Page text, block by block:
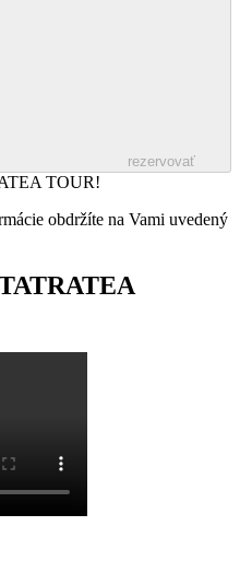
rezervovať
TOUR!
obdržíte na Vami uvedený